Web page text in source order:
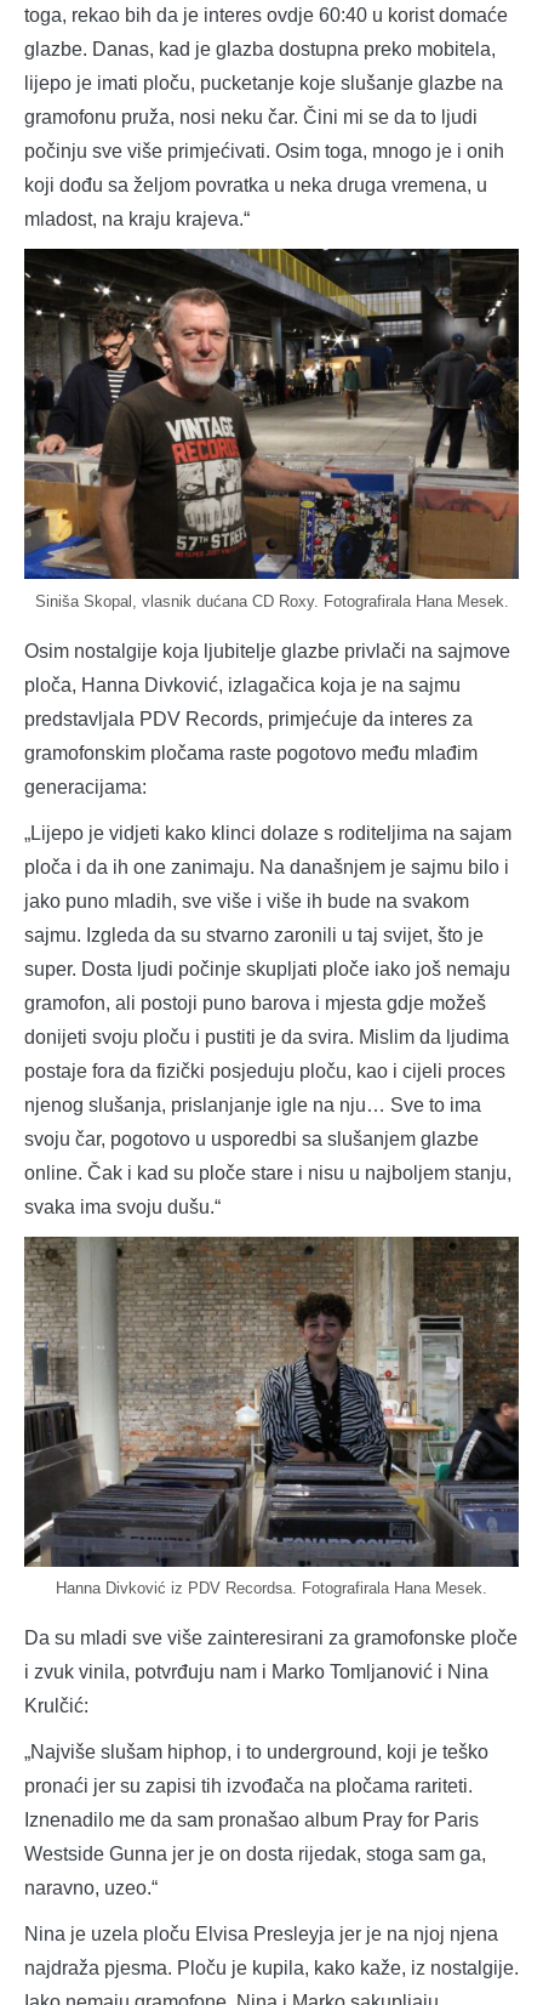
toga, rekao bih da je interes ovdje 60:40 u korist domaće
glazbe. Danas, kad je glazba dostupna preko mobitela,
lijepo je imati ploču, pucketanje koje slušanje glazbe na
gramofonu pruža, nosi neku čar. Čini mi se da to ljudi
počinju sve više primjećivati. Osim toga, mnogo je i onih
koji dođu sa željom povratka u neka druga vremena, u
mladost, na kraju krajeva.“
Siniša Skopal, vlasnik dućana CD Roxy. Fotografirala Hana Mesek.
Osim nostalgije koja ljubitelje glazbe privlači na sajmove
ploča, Hanna Divković, izlagačica koja je na sajmu
predstavljala PDV Records, primjećuje da interes za
gramofonskim pločama raste pogotovo među mlađim
generacijama:
„Lijepo je vidjeti kako klinci dolaze s roditeljima na sajam
ploča i da ih one zanimaju. Na današnjem je sajmu bilo i
jako puno mladih, sve više i više ih bude na svakom
sajmu. Izgleda da su stvarno zaronili u taj svijet, što je
super. Dosta ljudi počinje skupljati ploče iako još nemaju
gramofon, ali postoji puno barova i mjesta gdje možeš
donijeti svoju ploču i pustiti je da svira. Mislim da ljudima
postaje fora da fizički posjeduju ploču, kao i cijeli proces
njenog slušanja, prislanjanje igle na nju… Sve to ima
svoju čar, pogotovo u usporedbi sa slušanjem glazbe
online. Čak i kad su ploče stare i nisu u najboljem stanju,
svaka ima svoju dušu.“
Hanna Divković iz PDV Recordsa. Fotografirala Hana Mesek.
Da su mladi sve više zainteresirani za gramofonske ploče
i zvuk vinila, potvrđuju nam i Marko Tomljanović i Nina
Krulčić:
„Najviše slušam hiphop, i to underground, koji je teško
pronaći jer su zapisi tih izvođača na pločama rariteti.
Iznenadilo me da sam pronašao album Pray for Paris
Westside Gunna jer je on dosta rijedak, stoga sam ga,
naravno, uzeo.“
Nina je uzela ploču Elvisa Presleyja jer je na njoj njena
najdraža pjesma. Ploču je kupila, kako kaže, iz nostalgije.